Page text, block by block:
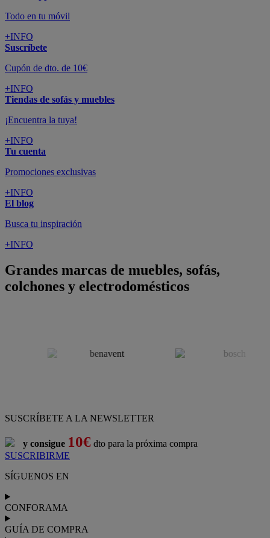
Todo en tu móvil
+INFO
Suscríbete
Cupón de dto. de 10€
+INFO
Tiendas de sofás y muebles
¡Encuentra la tuya!
+INFO
Tu cuenta
Promociones exclusivas
+INFO
El blog
Busca tu inspiración
+INFO
Grandes marcas de muebles, sofás,
colchones y electrodomésticos
SUSCRÍBETE A LA NEWSLETTER
y consigue 10€ dto para la próxima compra
SUSCRIBIRME
SÍGUENOS EN
CONFORAMA
GUÍA DE COMPRA